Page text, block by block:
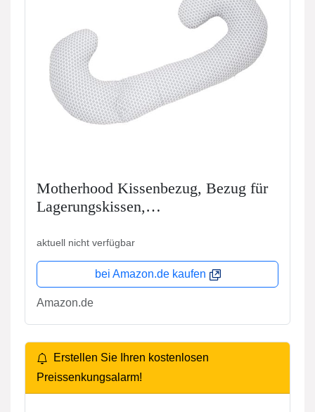
Motherhood Kissenbezug, Bezug für
Lagerungskissen,
Baumwolle - Öko-Tex Standard 100,
Grau Classics 2017
aktuell nicht verfügbar
bei Amazon.de kaufen
Amazon.de
Erstellen Sie Ihren kostenlosen
Preissenkungsalarm!